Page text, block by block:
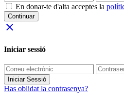
En donar-te d'alta acceptes la
Continuar
close
Iniciar sessió
Iniciar Sessió
Has oblidat la contrasenya?